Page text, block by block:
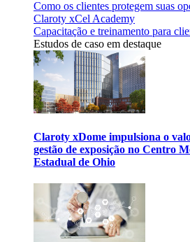
Como os clientes protegem suas
Claroty xCel Academy
Capacitação e treinamento para
Estudos de caso em destaque
Claroty xDome impulsiona o
gestão de exposição no Centro
Estadual de Ohio